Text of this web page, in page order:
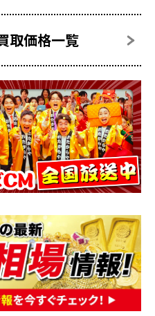
取価格一覧